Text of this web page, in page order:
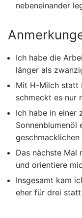
nebeneinander
Ich habe die
länger als
Mit H-Milch statt
schmeckt es nur
Ich habe in einer
Sonnenblumenöl
Das nächste Mal
und orientiere
Insgesamt kam
eher für drei